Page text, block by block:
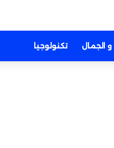
و الجمال تكنولوجيا